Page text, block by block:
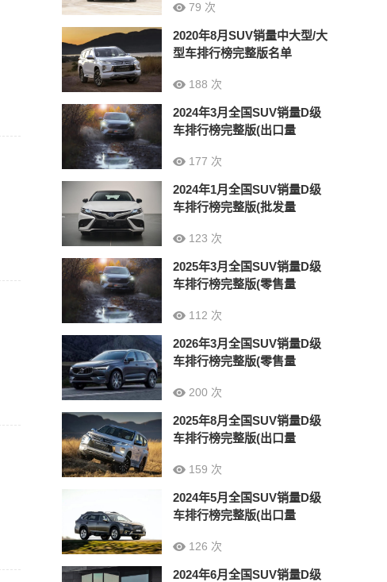
79 次
2020年8月SUV销量中大型/大
型车排行榜完整版名单
188 次
2024年3月全国SUV销量D级
车排行榜完整版(出口量
177 次
2024年1月全国SUV销量D级
车排行榜完整版(批发量
123 次
2025年3月全国SUV销量D级
车排行榜完整版(零售量
112 次
2026年3月全国SUV销量D级
车排行榜完整版(零售量
200 次
2025年8月全国SUV销量D级
车排行榜完整版(出口量
159 次
2024年5月全国SUV销量D级
车排行榜完整版(出口量
126 次
2024年6月全国SUV销量D级